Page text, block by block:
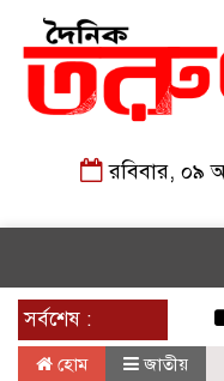
রবিবার, ০৯
সর্বশেষ :
হোম জাতীয়